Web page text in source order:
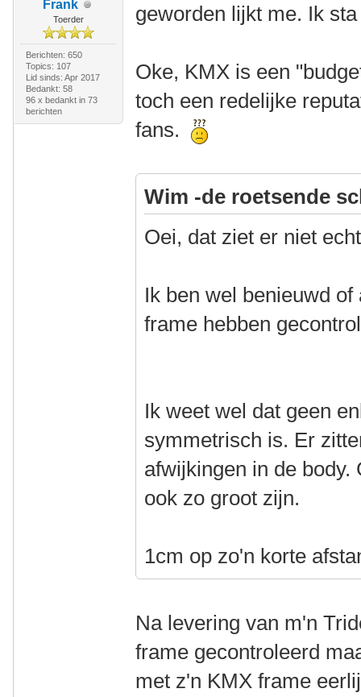
Frank
Toerder
Berichten: 650
Topics: 107
Lid sinds: Apr 2017
Bedankt: 58
96 x bedankt in 73
berichten
geworden lijkt me. Ik
Oke, KMX is een
toch een redelijke
fans.
Wim -de roetsende
Oei, dat ziet er niet
Ik ben wel benieuwd
frame hebben
Ik weet wel dat geen
symmetrisch is. Er
afwijkingen in de
ook zo groot zijn.
1cm op zo'n korte
Na levering van m'n
frame gecontroleerd
met z'n KMX frame